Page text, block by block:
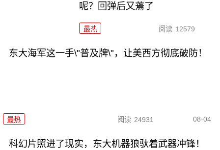
呢？回弹后又蔫了
最热 阅读 12579
东大海军这一手\"普及牌\"，让美西方彻底破防！
最热 阅读 24931 08-04
科幻片照进了现实，东大机器狼驮着武器冲锋！